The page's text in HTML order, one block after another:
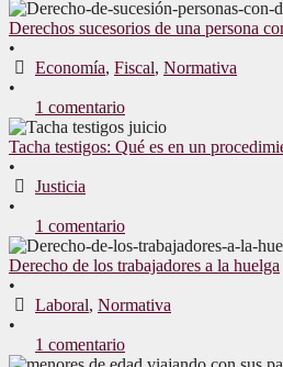
Derechos sucesorios de una persona
•
Economía, Fiscal, Normativa
•
1 comentario
Tacha testigos: Qué es en un
•
Justicia
•
1 comentario
Derecho de los trabajadores a la huelga
•
Laboral, Normativa
•
1 comentario